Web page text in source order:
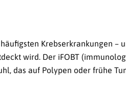
Krebserkrankungen –
wird. Der iFOBT
das auf Polypen oder frühe